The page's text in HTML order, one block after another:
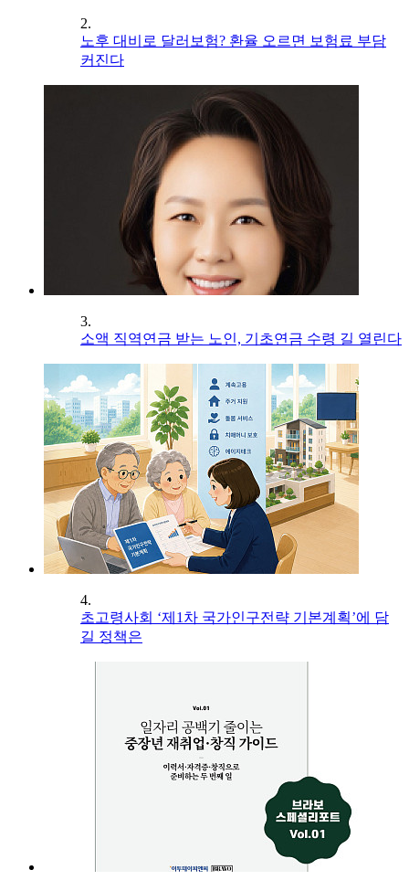
2.
노후 대비로 달러보험? 환율 오르면 보험료 부담
커진다
3.
소액 직역연금 받는 노인, 기초연금 수령 길 열린다
4.
초고령사회 ‘제1차 국가인구전략 기본계획’에 담
길 정책은